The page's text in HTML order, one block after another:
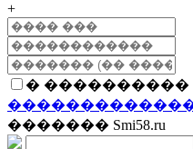
+
� ����������
������� Smi58.ru